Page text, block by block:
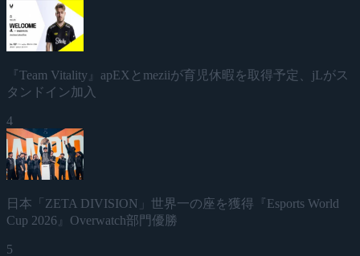
『Team Vitality』apEXとmeziiが育児休暇を取得予定、jLがス
タンドイン加入
4
日本「ZETA DIVISION」世界一の座を獲得『Esports World
Cup 2026』Overwatch部門優勝
5